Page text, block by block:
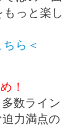
っと楽し
ら＜
！
多数ライン
力満点の